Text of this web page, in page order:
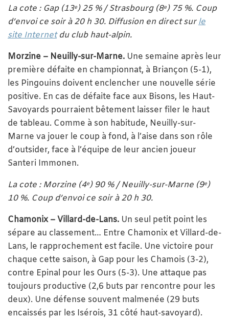
La cote : Gap (13e) 25 % / Strasbourg (8e) 75 %. Coup
d’envoi ce soir à 20 h 30. Diffusion en direct surle
site Internetdu club haut-alpin.
Morzine – Neuilly-sur-Marne. Une semaine après leur
première défaite en championnat, à Briançon (5-1),
les Pingouins doivent enclencher une nouvelle série
positive. En cas de défaite face aux Bisons, les Haut-
Savoyards pourraient bêtement laisser filer le haut
de tableau. Comme à son habitude, Neuilly-sur-
Marne va jouer le coup à fond, à l’aise dans son rôle
d’outsider, face à l’équipe de leur ancien joueur
Santeri Immonen.
La cote : Morzine (4e) 90 % / Neuilly-sur-Marne (9e)
10 %. Coup d’envoi ce soir à 20 h 30.
Chamonix – Villard-de-Lans. Un seul petit point les
sépare au classement… Entre Chamonix et Villard-de-
Lans, le rapprochement est facile. Une victoire pour
chaque cette saison, à Gap pour les Chamois (3-2),
contre Epinal pour les Ours (5-3). Une attaque pas
toujours productive (2,6 buts par rencontre pour les
deux). Une défense souvent malmenée (29 buts
encaissés par les Isérois, 31 côté haut-savoyard).